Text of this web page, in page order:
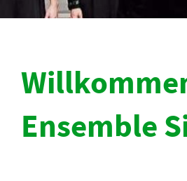
Ensemble